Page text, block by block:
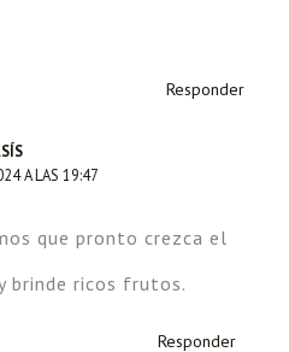
Responder
A LAS 19:47
que pronto crezca el
brinde ricos frutos.
Responder